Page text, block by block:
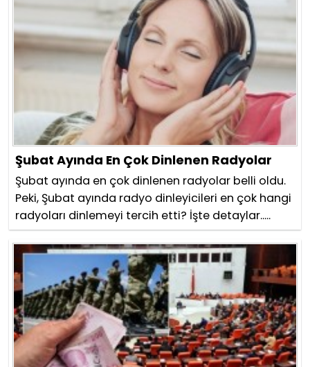
Şubat Ayında En Çok Dinlenen Radyolar
Şubat ayında en çok dinlenen radyolar belli oldu.
Peki, Şubat ayında radyo dinleyicileri en çok hangi
radyoları dinlemeyi tercih etti? İşte detaylar.....